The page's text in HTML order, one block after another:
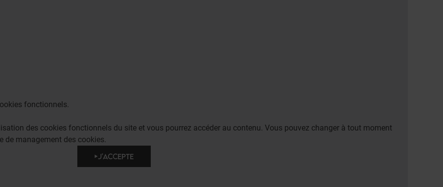
fonctionnels.
des cookies fonctionnels du site et vous pourrez accéder au contenu. Vous pouvez changer à tout moment
de management des cookies.
J'ACCEPTE